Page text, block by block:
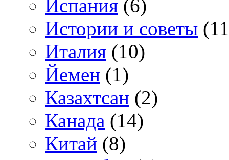
Испания (6)
Истории и советы
Италия (10)
Йемен (1)
Казахтсан (2)
Канада (14)
Китай (8)